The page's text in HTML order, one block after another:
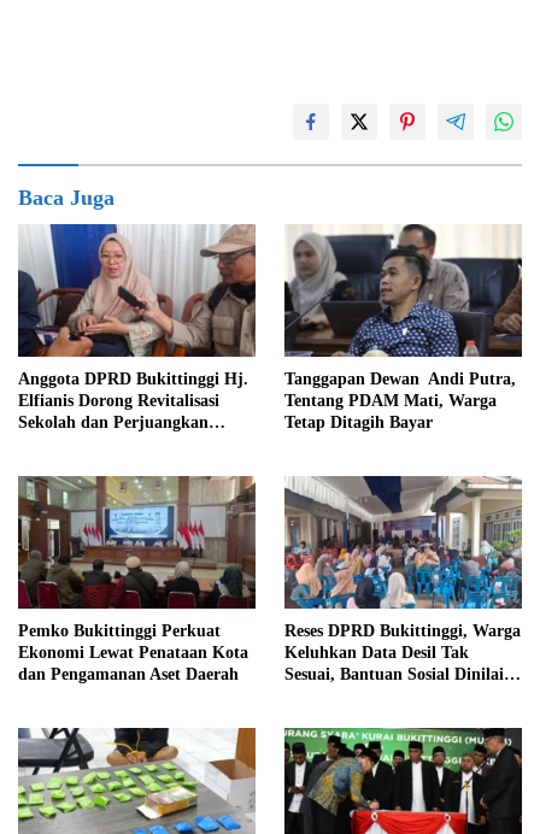
Baca Juga
Anggota DPRD Bukittinggi Hj.
Elfianis Dorong Revitalisasi
Sekolah dan Perjuangkan
Tanggapan Dewan Andi Putra,
Tentang PDAM Mati, Warga
Tetap Ditagih Bayar
Pemko Bukittinggi Perkuat
Ekonomi Lewat Penataan Kota
dan Pengamanan Aset Daerah
Reses DPRD Bukittinggi, Warga
Keluhkan Data Desil Tak
Sesuai, Bantuan Sosial Dinilai